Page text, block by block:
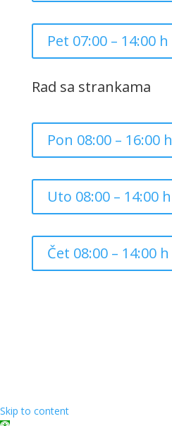
Pet 07:00 – 14:00 h
Rad sa strankama
Pon 08:00 – 16:00 h
Uto 08:00 – 14:00 h
Čet 08:00 – 14:00 h
Skip to content